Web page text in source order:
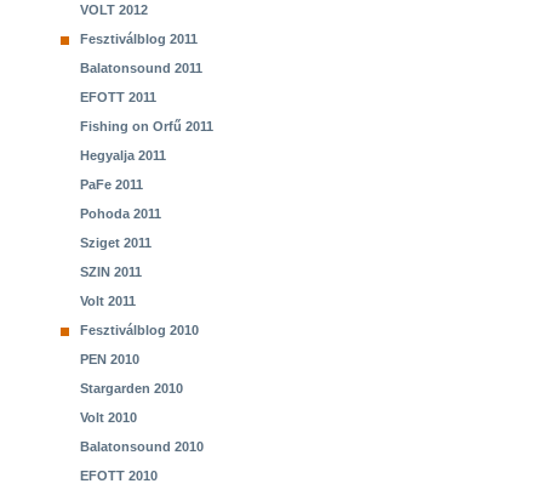
VOLT 2012
Fesztiválblog 2011
Balatonsound 2011
EFOTT 2011
Fishing on Orfű 2011
Hegyalja 2011
PaFe 2011
Pohoda 2011
Sziget 2011
SZIN 2011
Volt 2011
Fesztiválblog 2010
PEN 2010
Stargarden 2010
Volt 2010
Balatonsound 2010
EFOTT 2010